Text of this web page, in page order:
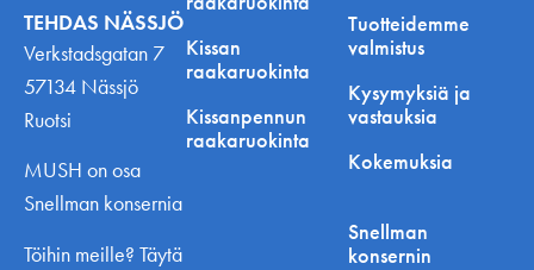
TEHDAS NÄSSJÖ
Verkstadsgatan 7
57134 Nässjö
Ruotsi
MUSH on osa
Snellman konsernia
Töihin meille? Täytä
Kissan
raakaruokinta
Kissanpennun
raakaruokinta
Tuotteidemme
valmistus
Kysymyksiä ja
vastauksia
Kokemuksia
Snellman
konsernin